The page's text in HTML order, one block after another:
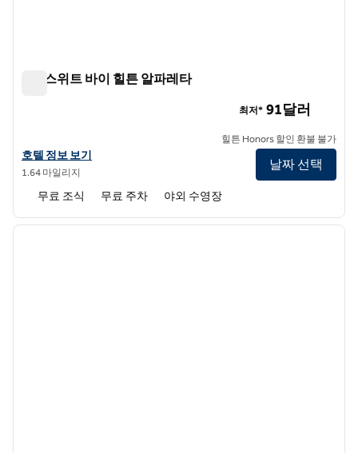
홈2 스위트 바이 힐튼 알파레타
홈2 스위트 바이 힐튼 알파레타의 호텔 정보 보기
호텔 정보 보기
1.64 마일리지
최저* 91달러
힐튼 Honors 할인 환불 불가
날짜 선택
무료 조식 무료 주차 야외 수영장
1/7
다음